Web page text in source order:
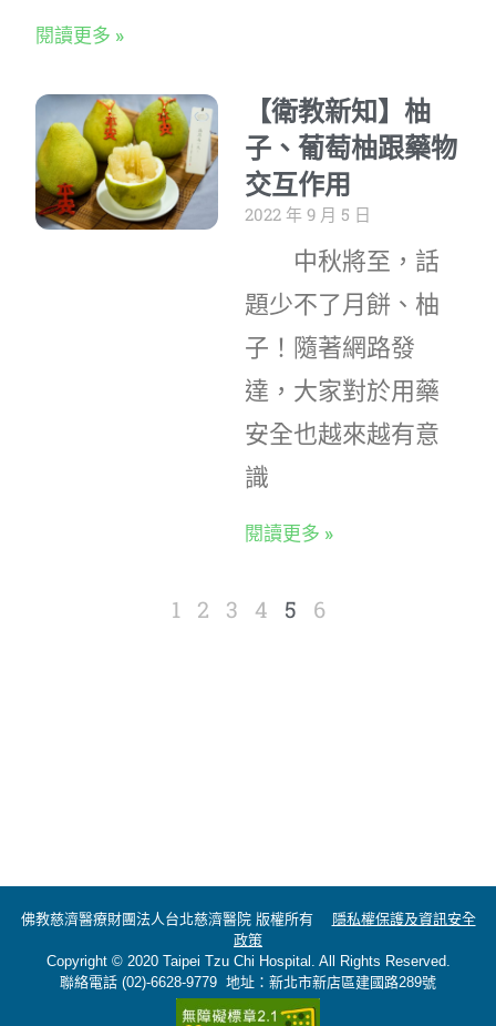
閱讀更多 »
【衛教新知】柚
子、葡萄柚跟藥物
交互作用
2022 年 9 月 5 日
中秋將至，話
題少不了月餅、柚
子！隨著網路發
達，大家對於用藥
安全也越來越有意
識
閱讀更多 »
1 2 3 4 5 6
佛教慈濟醫療財團法人台北慈濟醫院 版權所有 隱私權保護及資訊安全
政策
Copyright © 2020 Taipei Tzu Chi Hospital. All Rights Reserved.
聯絡電話 (02)-6628-9779 地址：新北市新店區建國路289號